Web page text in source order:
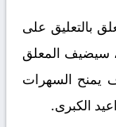
بالتعليق على
سيضيف المعلق
يمنح السهرات
الكبرى.